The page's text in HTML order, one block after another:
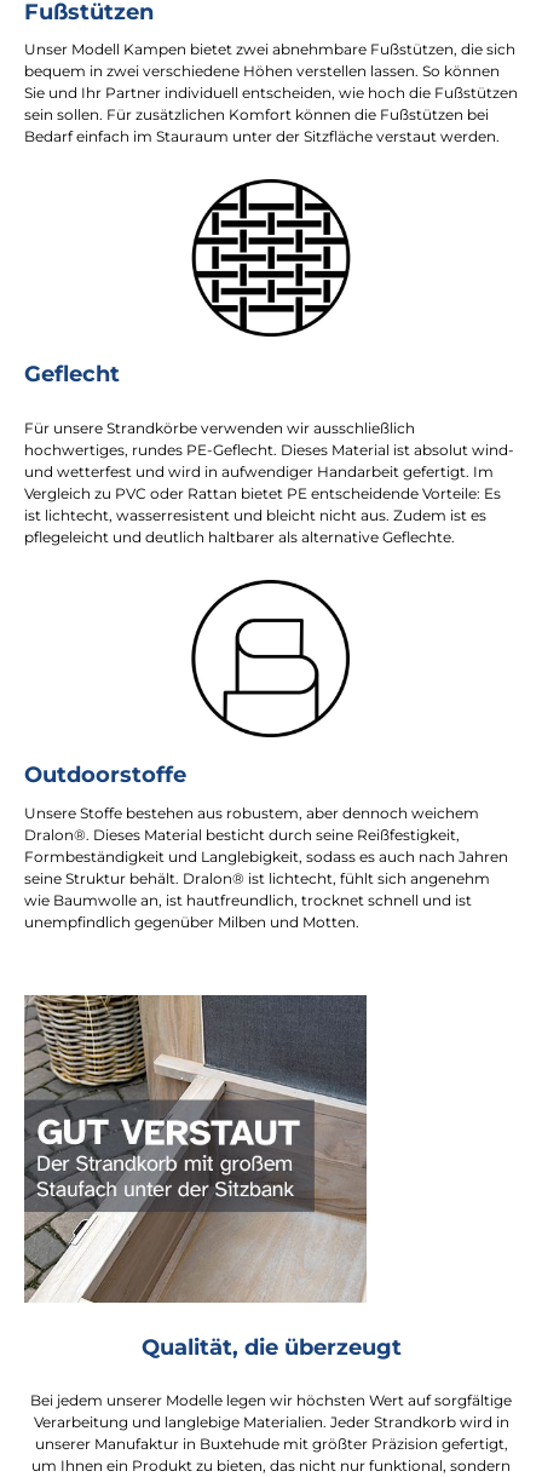
Fußstützen
Unser Modell Kampen bietet zwei abnehmbare Fußstützen, die sich
bequem in zwei verschiedene Höhen verstellen lassen. So können
Sie und Ihr Partner individuell entscheiden, wie hoch die Fußstützen
sein sollen. Für zusätzlichen Komfort können die Fußstützen bei
Bedarf einfach im Stauraum unter der Sitzfläche verstaut werden.
Geflecht
Für unsere Strandkörbe verwenden wir ausschließlich
hochwertiges, rundes PE-Geflecht. Dieses Material ist absolut wind-
und wetterfest und wird in aufwendiger Handarbeit gefertigt. Im
Vergleich zu PVC oder Rattan bietet PE entscheidende Vorteile: Es
ist lichtecht, wasserresistent und bleicht nicht aus. Zudem ist es
pflegeleicht und deutlich haltbarer als alternative Geflechte.
Outdoorstoffe
Unsere Stoffe bestehen aus robustem, aber dennoch weichem
Dralon®. Dieses Material besticht durch seine Reißfestigkeit,
Formbeständigkeit und Langlebigkeit, sodass es auch nach Jahren
seine Struktur behält. Dralon® ist lichtecht, fühlt sich angenehm
wie Baumwolle an, ist hautfreundlich, trocknet schnell und ist
unempfindlich gegenüber Milben und Motten.
Qualität, die überzeugt
Bei jedem unserer Modelle legen wir höchsten Wert auf sorgfältige
Verarbeitung und langlebige Materialien. Jeder Strandkorb wird in
unserer Manufaktur in Buxtehude mit größter Präzision gefertigt,
um Ihnen ein Produkt zu bieten, das nicht nur funktional, sondern